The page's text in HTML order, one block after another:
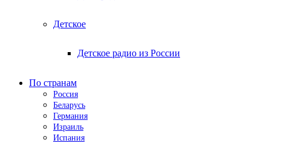
Детское
Детское радио из России
По странам
Россия
Беларусь
Германия
Израиль
Испания